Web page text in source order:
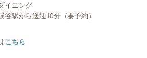
イニング
谷駅から送迎10分（要予約）
こちら